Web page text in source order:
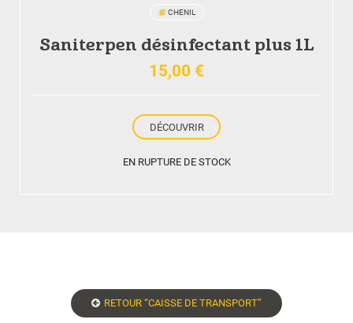
CHENIL
Saniterpen désinfectant plus 1L
15,00 €
DÉCOUVRIR
EN RUPTURE DE STOCK
RETOUR “CAISSE DE TRANSPORT”